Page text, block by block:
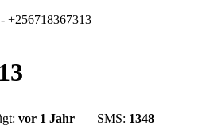
- +256718367313
vor 1 Jahr SMS: 1348